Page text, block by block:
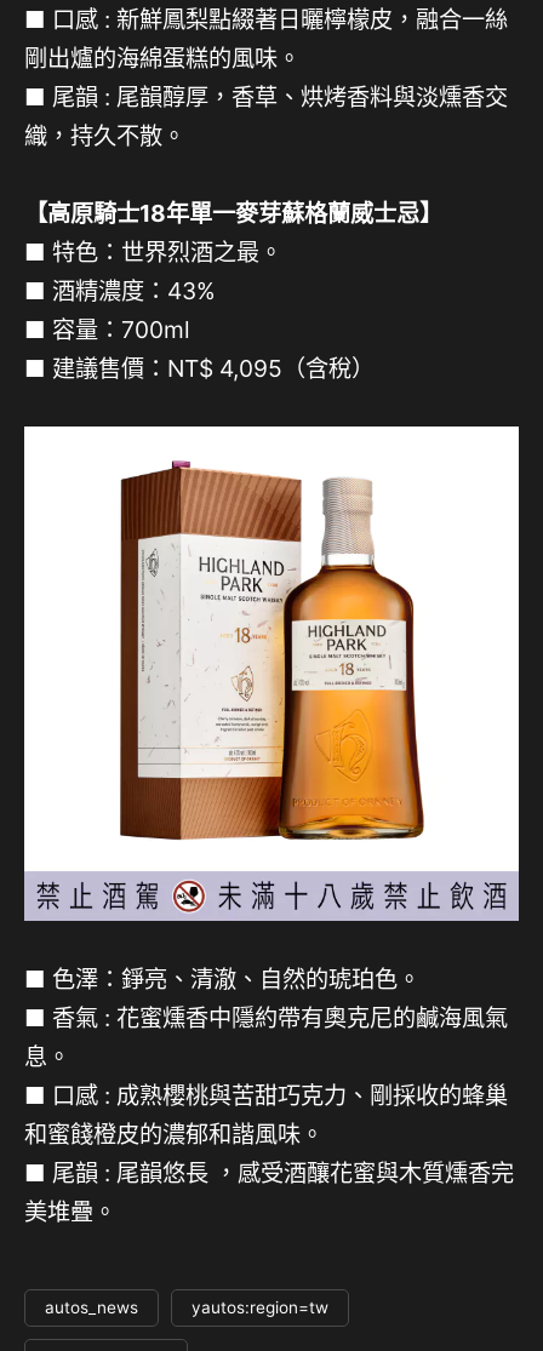
■ 口感 : 新鮮鳳梨點綴著日曬檸檬皮，融合一絲
剛出爐的海綿蛋糕的風味。
■ 尾韻 : 尾韻醇厚，香草、烘烤香料與淡燻香交
織，持久不散。
【高原騎士18年單一麥芽蘇格蘭威士忌】
■ 特色：世界烈酒之最。
■ 酒精濃度：43%
■ 容量：700ml
■ 建議售價：NT$ 4,095（含稅）
■ 色澤：錚亮、清澈、自然的琥珀色。
■ 香氣 : 花蜜燻香中隱約帶有奧克尼的鹹海風氣
息。
■ 口感 : 成熟櫻桃與苦甜巧克力、剛採收的蜂巢
和蜜餞橙皮的濃郁和諧風味。
■ 尾韻 : 尾韻悠長 ，感受酒釀花蜜與木質燻香完
美堆疊。
autos_news yautos:region=tw